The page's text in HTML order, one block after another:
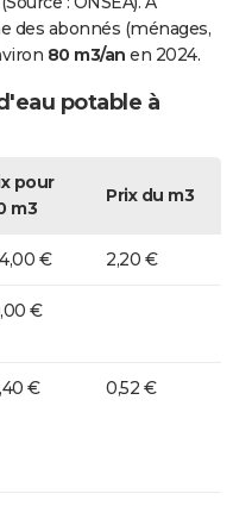
des abonnés (ménages,
80 m3/an en 2024.
potable à
pour
m3
Prix du m3
€ 2,20 €
€
€ 0,52 €